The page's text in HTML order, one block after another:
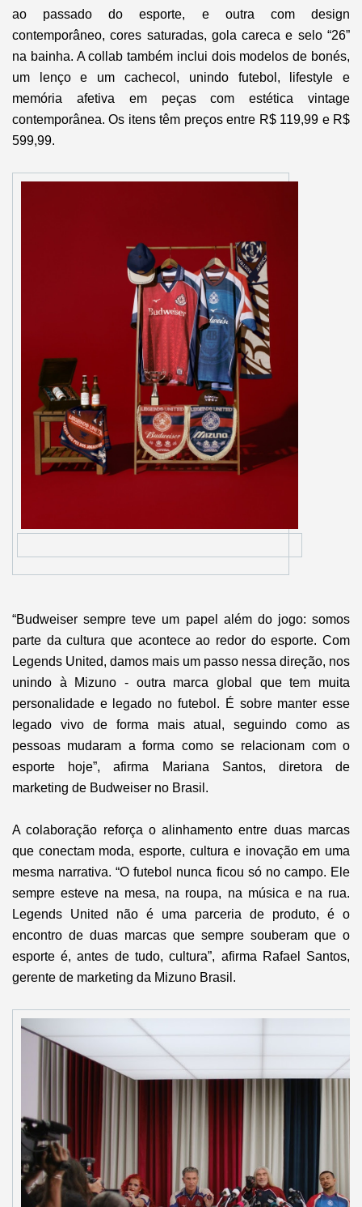
ao passado do esporte, e outra com design
contemporâneo, cores saturadas, gola careca e selo “26”
na bainha. A collab também inclui dois modelos de bonés,
um lenço e um cachecol, unindo futebol, lifestyle e
memória afetiva em peças com estética vintage
contemporânea. Os itens têm preços entre R$ 119,99 e R$
599,99.
“Budweiser sempre teve um papel além do jogo: somos
parte da cultura que acontece ao redor do esporte. Com
Legends United, damos mais um passo nessa direção, nos
unindo à Mizuno - outra marca global que tem muita
personalidade e legado no futebol. É sobre manter esse
legado vivo de forma mais atual, seguindo como as
pessoas mudaram a forma como se relacionam com o
esporte hoje”, afirma Mariana Santos, diretora de
marketing de Budweiser no Brasil.
A colaboração reforça o alinhamento entre duas marcas
que conectam moda, esporte, cultura e inovação em uma
mesma narrativa. “O futebol nunca ficou só no campo. Ele
sempre esteve na mesa, na roupa, na música e na rua.
Legends United não é uma parceria de produto, é o
encontro de duas marcas que sempre souberam que o
esporte é, antes de tudo, cultura”, afirma Rafael Santos,
gerente de marketing da Mizuno Brasil.